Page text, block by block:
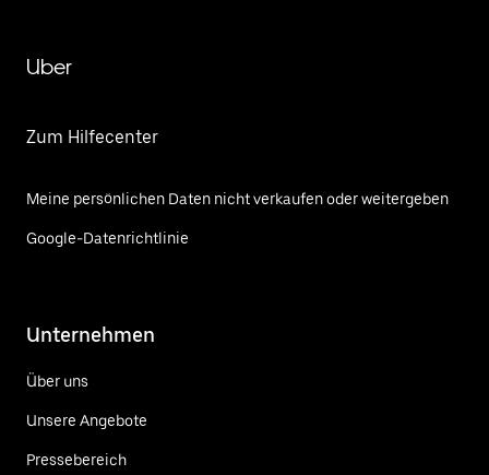
Uber
Zum Hilfecenter
Meine persönlichen Daten nicht verkaufen oder weitergeben
Google-Datenrichtlinie
Unternehmen
Über uns
Unsere Angebote
Pressebereich